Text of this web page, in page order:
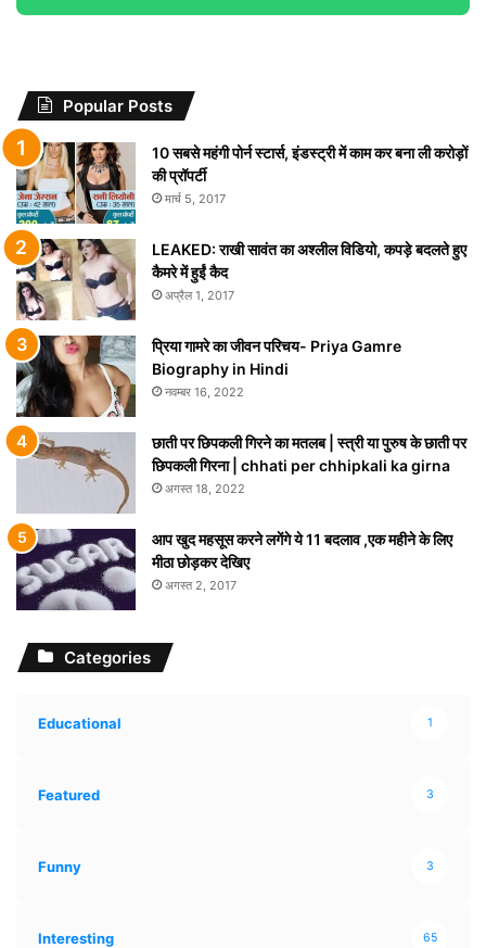
Popular Posts
10 सबसे महंगी पोर्न स्टार्स, इंडस्ट्री में काम कर बना ली करोड़ों
की प्रॉपर्टी
मार्च 5, 2017
LEAKED: राखी सावंत का अश्लील विडियो, कपड़े बदलते हुए
कैमरे में हुईं कैद
अप्रैल 1, 2017
प्रिया गामरे का जीवन परिचय- Priya Gamre
Biography in Hindi
नवम्बर 16, 2022
छाती पर छिपकली गिरने का मतलब | स्त्री या पुरुष के छाती पर
छिपकली गिरना | chhati per chhipkali ka girna
अगस्त 18, 2022
आप खुद महसूस करने लगेंगे ये 11 बदलाव ,एक महीने के लिए
मीठा छोड़कर देखिए
अगस्त 2, 2017
Categories
Educational 1
Featured 3
Funny 3
Interesting 65